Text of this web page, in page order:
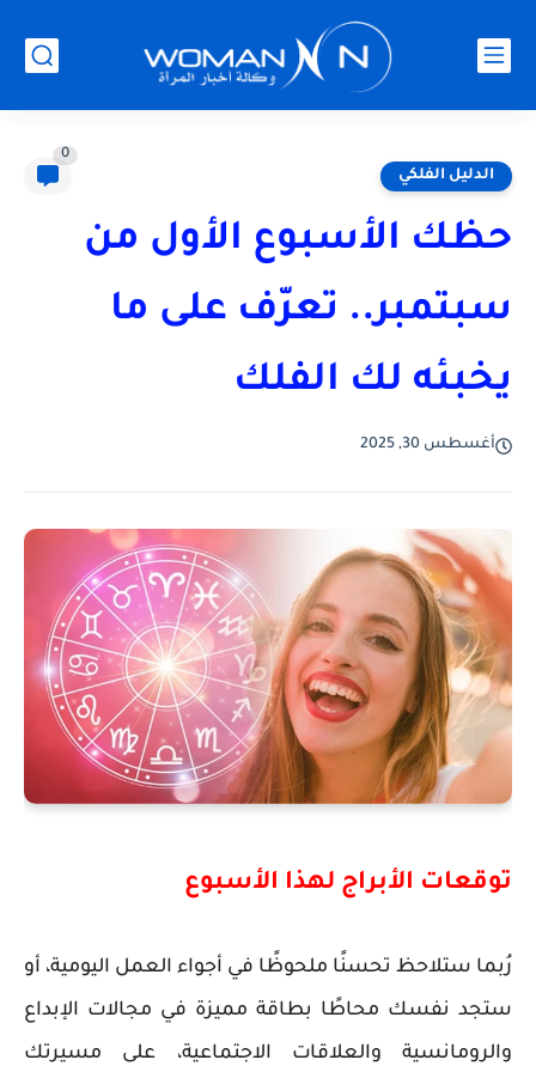
الدليل الفلكي
0
حظك الأسبوع الأول من
سبتمبر.. تعرّف على ما
يخبئه لك الفلك
أغسطس 30, 2025
توقعات الأبراج لهذا الأسبوع
رُبما ستلاحظ تحسنًا ملحوظًا في أجواء العمل اليومية، أو
ستجد نفسك محاطًا بطاقة مميزة في مجالات الإبداع
والرومانسية والعلاقات الاجتماعية، على مسيرتك